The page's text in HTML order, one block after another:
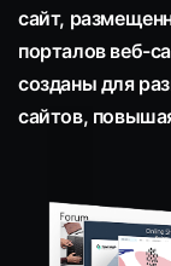
сайт,
порталов веб-
созданы для
сайтов,